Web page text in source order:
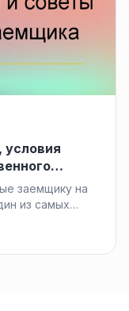
условия
заемщику на
из самых